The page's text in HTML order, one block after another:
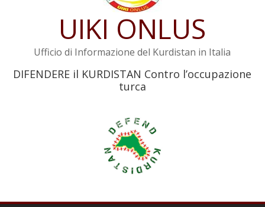
Il KNK chiede un’azione internazionale contro i crimini di guerra
UIKI ONLUS
Ufficio di Informazione del Kurdistan in Italia
DIFENDERE il KURDISTAN Contro l’occupazione
turca